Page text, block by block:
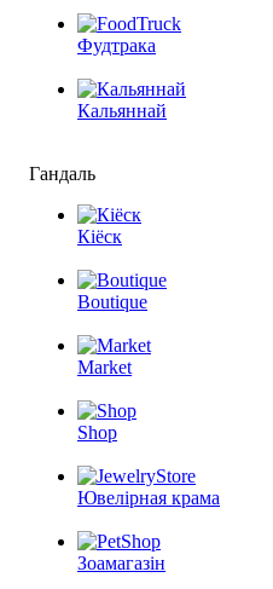
Фудтрака
Кальяннай
Гандаль
Кіёск
Boutique
Market
Shop
Ювелірная крама
Зоамагазін